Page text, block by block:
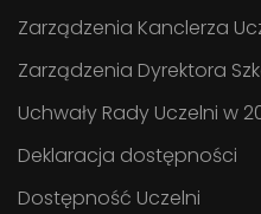
Zarządzenia Kanclerza
Zarządzenia Dyrektora
Uchwały Rady Uczelni w
Deklaracja dostępności
Dostępność Uczelni